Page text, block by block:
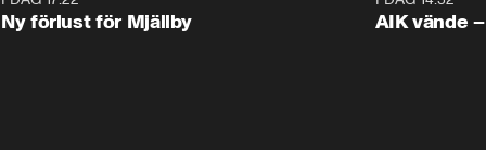
Ny förlust för Mjällby AIK vände